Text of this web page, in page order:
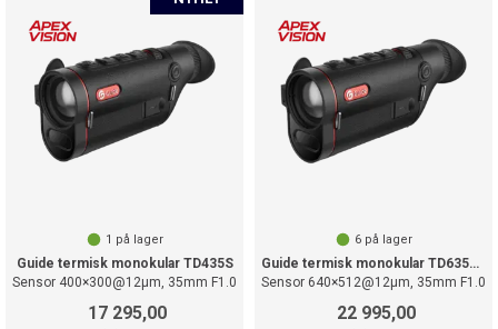
1 på lager
Guide termisk monokular TD435S
Sensor 400×300@12µm, 35mm F1.0
17 295,00
6 på lager
Guide termisk monokular TD635LS LRF
Sensor 640×512@12µm, 35mm F1.0
22 995,00